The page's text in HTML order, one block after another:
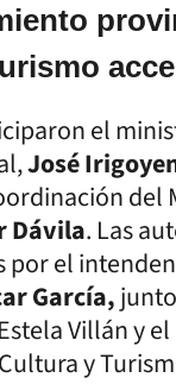
el
José
del
Dávila. Las
el
García,
Villán y
y